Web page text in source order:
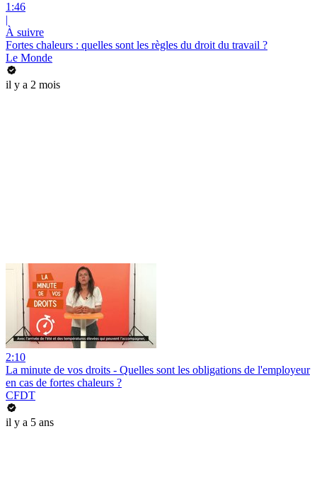
1:46
|
À suivre
Fortes chaleurs : quelles sont les règles du droit du travail ?
Le Monde
il y a 2 mois
2:10
La minute de vos droits - Quelles sont les obligations de l'employeur
en cas de fortes chaleurs ?
CFDT
il y a 5 ans